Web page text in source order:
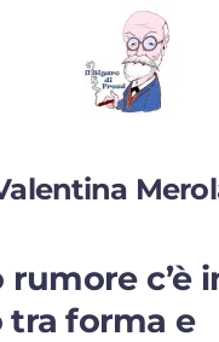
c’è
tra forma e